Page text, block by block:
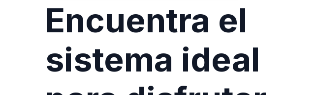
Encuentra el
sistema ideal